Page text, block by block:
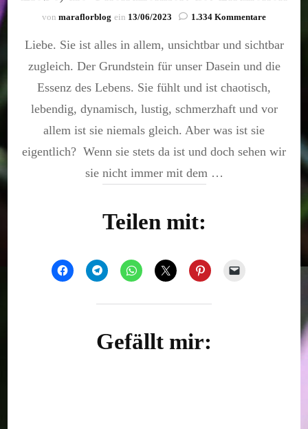
von maraflorblog ein 13/06/2023 1.334 Kommentarezu
die
des
Endlichen
Liebe. Sie ist alles in allem, unsichtbar und sichtbar
zugleich. Der Grundstein für unser Dasein und die
Essenz des Lebens. Sie fühlt und ist chaotisch,
lebendig, dynamisch, lustig, schmerzhaft und vor
allem ist sie niemals gleich. Aber was ist sie
eigentlich? Wenn sie stets da ist und doch sehen wir
sie nicht immer mit dem …
Teilen mit:
Gefällt mir: